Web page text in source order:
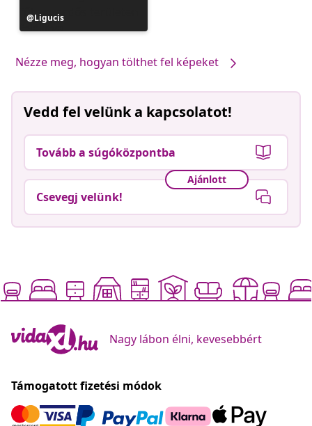
Bejegyzés
közzétevője
Ligucis
Nézze meg, hogyan tölthet fel képeket
Vedd fel velünk a kapcsolatot!
Tovább a súgóközpontba
Ajánlott
Csevegj velünk!
Nagy lábon élni, kevesebbért
Támogatott fizetési módok